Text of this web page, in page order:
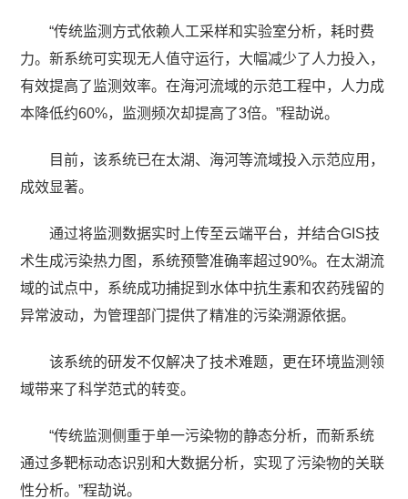
“传统监测方式依赖人工采样和实验室分析，耗时费
力。新系统可实现无人值守运行，大幅减少了人力投入，
有效提高了监测效率。在海河流域的示范工程中，人力成
本降低约60%，监测频次却提高了3倍。”程劼说。
目前，该系统已在太湖、海河等流域投入示范应用，
成效显著。
通过将监测数据实时上传至云端平台，并结合GIS技
术生成污染热力图，系统预警准确率超过90%。在太湖流
域的试点中，系统成功捕捉到水体中抗生素和农药残留的
异常波动，为管理部门提供了精准的污染溯源依据。
该系统的研发不仅解决了技术难题，更在环境监测领
域带来了科学范式的转变。
“传统监测侧重于单一污染物的静态分析，而新系统
通过多靶标动态识别和大数据分析，实现了污染物的关联
性分析。”程劼说。